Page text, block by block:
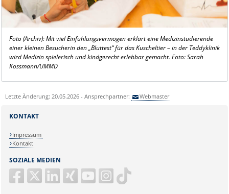
Foto (Archiv):Mit viel Einfühlungsvermögen erklärt eine Medizinstudierende
einer kleinen Besucherin den „Bluttest“ für das Kuscheltier – in der Teddyklinik
wird Medizin spielerisch und kindgerecht erlebbar gemacht. Foto: Sarah
Kossmann/UMMD
Letzte Änderung: 20.05.2026 - Ansprechpartner: Webmaster
SOZIALE MEDIEN
KONTAKT
Impressum
Kontakt